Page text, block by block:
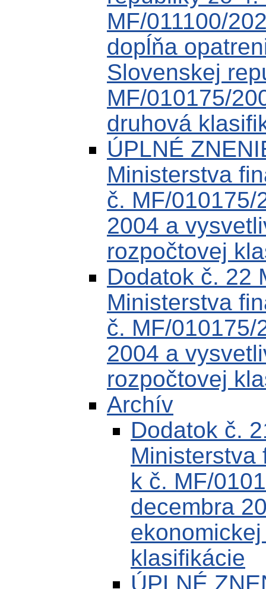
MF/011100/
dopĺňa
Slovenskej
MF/010175/
druhová
ÚPLNÉ
Ministerstva
č. MF/010175/
2004 a
rozpočtovej
Dodatok č. 22
Ministerstva
č. MF/010175/
2004 a
rozpočtovej
Archív
Dodatok č.
Ministerstva
k č. MF/
decembra
klasifikácie
ÚPLNÉ